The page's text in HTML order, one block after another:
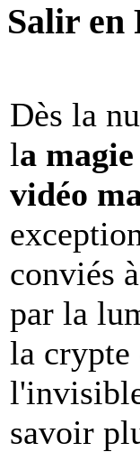
Salir en
Dès la
la
vidéo
conviés à
par la
la crypte
savoir